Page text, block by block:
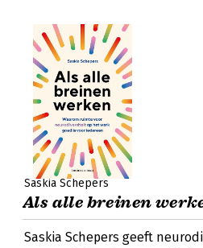
Saskia Schepers
Als alle breinen
Saskia Schepers geeft